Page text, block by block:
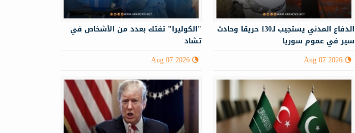
"الكوليرا" تفتك بعدد من الأشخاص في
تشاد
Aug 07 2026
الدفاع المدني يستجيب لـ130 حريقا وحادث
سير في عموم سوريا
Aug 07 2026